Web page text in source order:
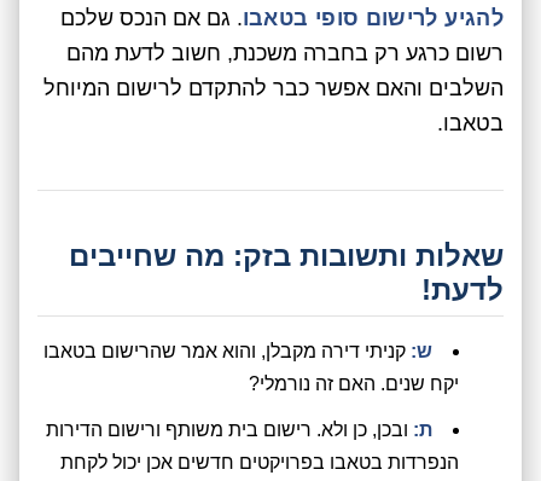
להגיע לרישום סופי בטאבו. גם אם הנכס שלכם
רשום כרגע רק בחברה משכנת, חשוב לדעת מהם
השלבים והאם אפשר כבר להתקדם לרישום המיוחל
בטאבו.
שאלות ותשובות בזק: מה שחייבים
לדעת!
ש: קניתי דירה מקבלן, והוא אמר שהרישום בטאבו
יקח שנים. האם זה נורמלי?
ת: ובכן, כן ולא. רישום בית משותף ורישום הדירות
הנפרדות בטאבו בפרויקטים חדשים אכן יכול לקחת